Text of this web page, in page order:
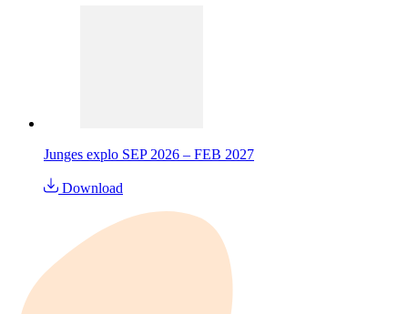
Junges explo SEP 2026 – FEB 2027
Download